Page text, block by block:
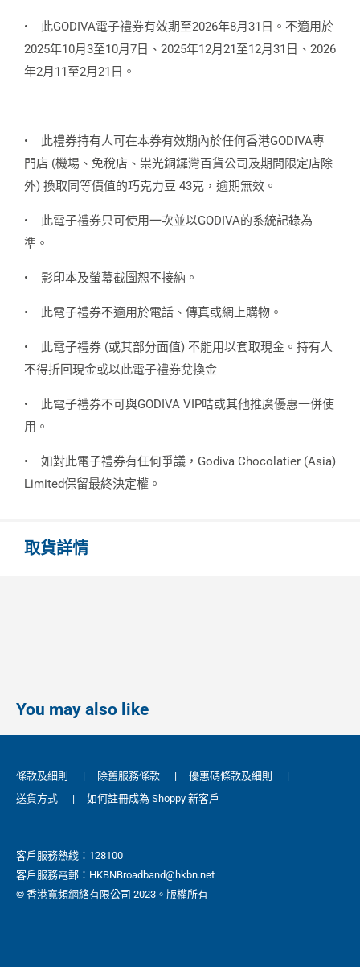
•
此GODIVA電子禮券有效期至2026年8月31日。不適用於
2025年10月3至10月7日、2025年12月21至12月31日、2026
年2月11至2月21日。
•
此禮券持有人可在本券有效期內於任何香港GODIVA專
門店 (機場、免稅店、祟光銅鑼灣百貨公司及期間限定店除
外) 換取同等價值的巧克力豆 43克，逾期無效。
•
此電子禮券只可使用一次並以GODIVA的系統記錄為
準。
• 影印本及螢幕截圖恕不接納。
• 此電子禮券不適用於電話、傳真或網上購物。
•
此電子禮券 (或其部分面值) 不能用以套取現金。持有人
不得折回現金或以此電子禮券兌換金
•
此電子禮券不可與GODIVA VIP咭或其他推廣優惠一併使
用。
•
如對此電子禮券有任何爭議，Godiva Chocolatier (Asia)
Limited保留最終決定權。
取貨詳情
You may also like
條款及細則 | 除舊服務條款 | 優惠碼條款及細則
|
送貨方式
| 如何註冊成為 Shoppy 新客戶
客戶服務熱綫：128100
客戶服務電郵：HKBNBroadband@hkbn.net
© 香港寬頻網絡有限公司 2023。版權所有